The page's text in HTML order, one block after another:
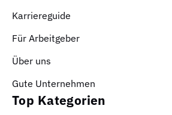
Karriereguide
Für Arbeitgeber
Über uns
Gute Unternehmen
Top Kategorien